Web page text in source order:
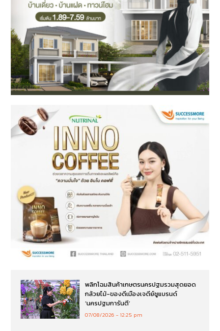
พลิกโฉมสินค้าเกษตรนครปฐมรวมสุดยอด
กล้วยไม้-ของดีเมืองเจดีย์ชูแบรนด์
‘นครปฐมการันตี’
07/08/2026 12:25 pm